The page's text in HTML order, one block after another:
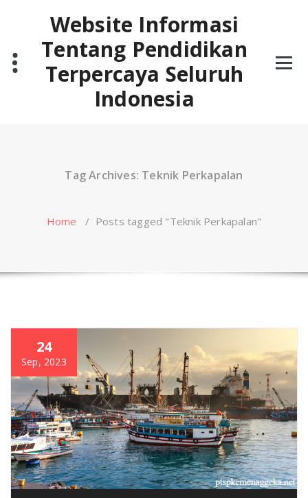
Website Informasi
Tentang Pendidikan
Terpercaya Seluruh
Indonesia
Tag Archives: Teknik Perkapalan
Home / Posts tagged "Teknik Perkapalan"
24
Sep, 2023